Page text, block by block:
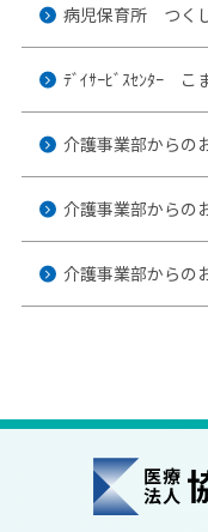
病児保育所 つく
ﾃﾞｲｻｰﾋﾞｽｾﾝﾀｰ こ
介護事業部からの
介護事業部からの
介護事業部からの